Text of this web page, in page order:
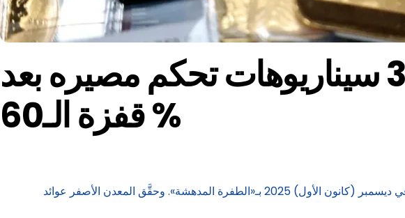
هل يواصل الذهب اندفاعه في 2026؟ 3 سيناريوهات تحكم مصيره بعد
قفزة الـ60 %
شهد الذهب عام 2025 أداءً استثنائياً، وصفه تقرير توقعات الذهب لعام 2026، الصادر عن «مجلس الذهب العالمي» في ديسمبر (كانون الأول) 2025 بـ«الطفرة المدهشة». وحقَّق المعدن الأصفر عوائد